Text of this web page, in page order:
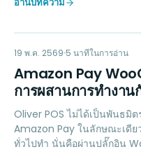
AP
PAYMENTS
19 พ.ค. 2569 5 นาทีในการอ่าน
Amazon Pay
การผสานการทำงาน
Oliver POS ไม่ได้เป็นพันธมิ
Amazon Pay ในลักษณะเดี
ทั่วไปทำ นั่นคือผ่านปลั๊กอิน